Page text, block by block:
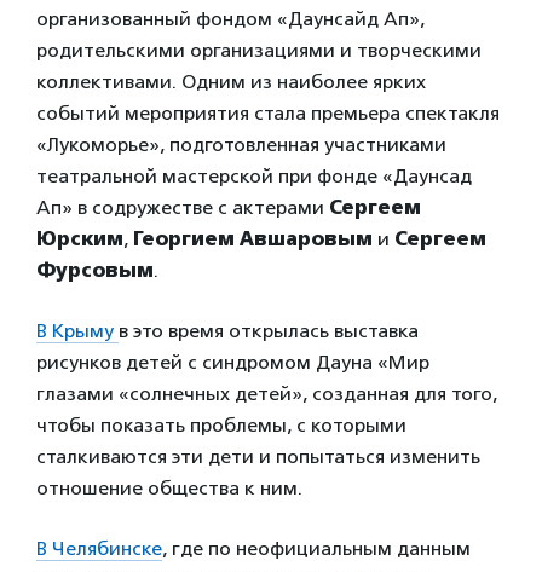
организованный фондом «Даунсайд Ап»,
родительскими организациями и творческими
коллективами. Одним из наиболее ярких
событий мероприятия стала премьера спектакля
«Лукоморье», подготовленная участниками
театральной мастерской при фонде «Даунсад
Ап» в содружестве с актерами Сергеем
Юрским, Георгием Авшаровым и Сергеем
Фурсовым.
В Крыму в это время открылась выставка
рисунков детей с синдромом Дауна «Мир
глазами «солнечных детей», созданная для того,
чтобы показать проблемы, с которыми
сталкиваются эти дети и попытаться изменить
отношение общества к ним.
В Челябинске, где по неофициальным данным